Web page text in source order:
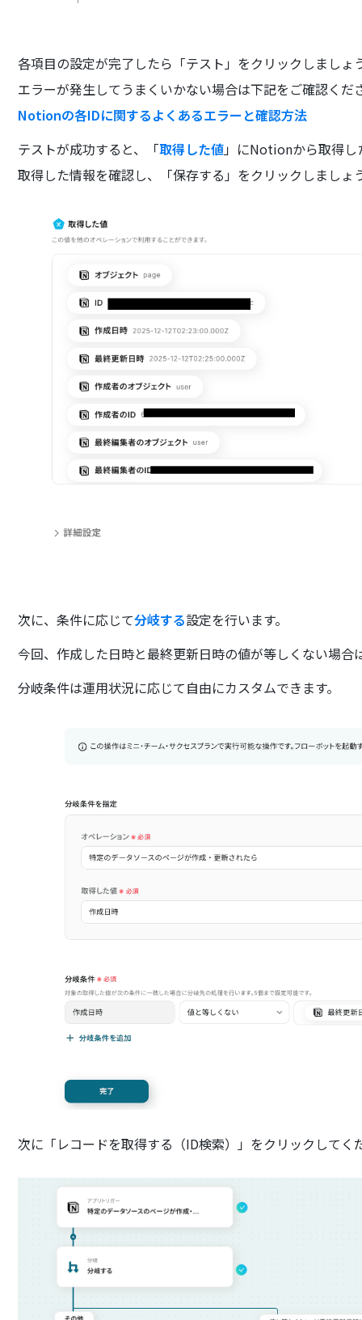
各項目の設定が完了したら「テスト」をクリックしましょ
エラーが発生してうまくいかない場合は下記をご確認くだ
Notionの各IDに関するよくあるエラーと確認方法
テストが成功すると、「取得した値」にNotionから取得し
取得した情報を確認し、「保存する」をクリックしましょ
次に、条件に応じて分岐する設定を行います。
今回、作成した日時と最終更新日時の値が等しくない場
分岐条件は運用状況に応じて自由にカスタムできます。
次に「レコードを取得する（ID検索）」をクリックしてく